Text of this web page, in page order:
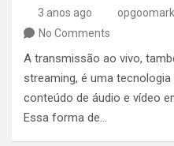
3 anos ago
No Comments
A transmissão ao vivo,
streaming, é uma
conteúdo de áudio e vídeo
Essa forma de…